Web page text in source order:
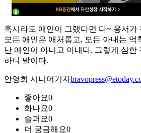
혹시라도 애인이 그랬다면 다~ 용서가
모든 애인은 애처롭고, 모든 아내는 억
난 애인이 아니고 아내다. 그렇게 심한
하니 말이다.
안영희 시니어기자
좋아요0
화나요0
슬퍼요0
더 궁금해요0